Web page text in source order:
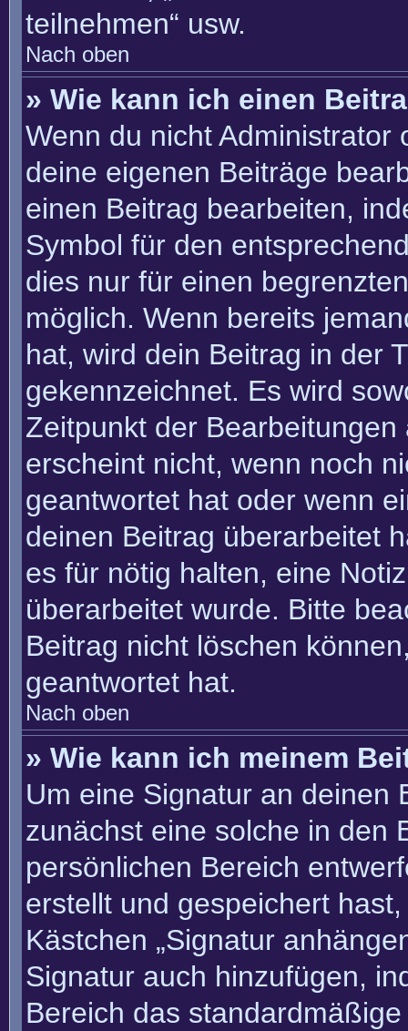
teilnehmen“ usw.
Nach oben
» Wie kann ich einen
Wenn du nicht
deine eigenen Beiträge
einen Beitrag bearbeiten,
Symbol für den
dies nur für einen
möglich. Wenn bereits
hat, wird dein Beitrag in der
gekennzeichnet. Es wird
Zeitpunkt der
erscheint nicht, wenn noch
geantwortet hat oder wenn
deinen Beitrag überarbeitet
es für nötig halten, eine
überarbeitet wurde. Bitte
Beitrag nicht löschen
geantwortet hat.
Nach oben
» Wie kann ich meinem
Um eine Signatur an deinen
zunächst eine solche in den
persönlichen Bereich
erstellt und gespeichert
Kästchen „Signatur
Signatur auch hinzufügen,
Bereich das